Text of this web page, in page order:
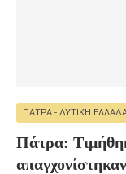
ΠΆΤΡΑ - ΔΥΤΙΚΉ
Πάτρα: